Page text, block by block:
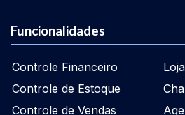
Funcionalidades
Controle Financeiro
Controle de Estoque
Controle de Vendas